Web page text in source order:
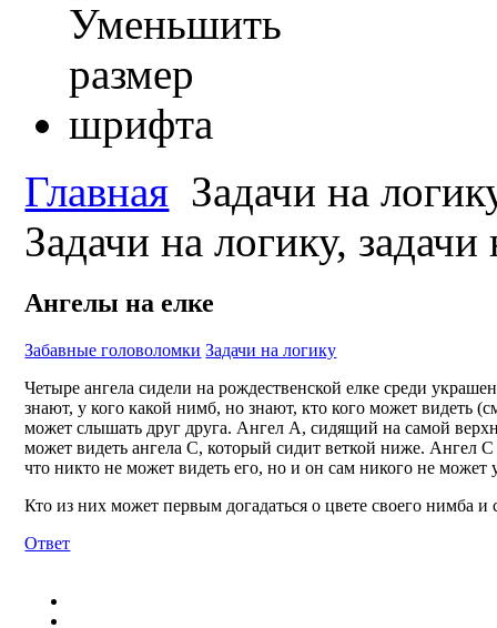
Главная Задачи на
Задачи на логику,
Ангелы на елке
Забавные головоломки Задачи на логику
Четыре ангела сидели на рождественской елке среди
знают, у кого какой нимб, но знают, кто кого может
может слышать друг друга. Ангел A, сидящий на самой
может видеть ангела C, который сидит веткой ниже. Ангел
что никто не может видеть его, но и он сам никого не может
Кто из них может первым догадаться о цвете своего нимба и
Ответ